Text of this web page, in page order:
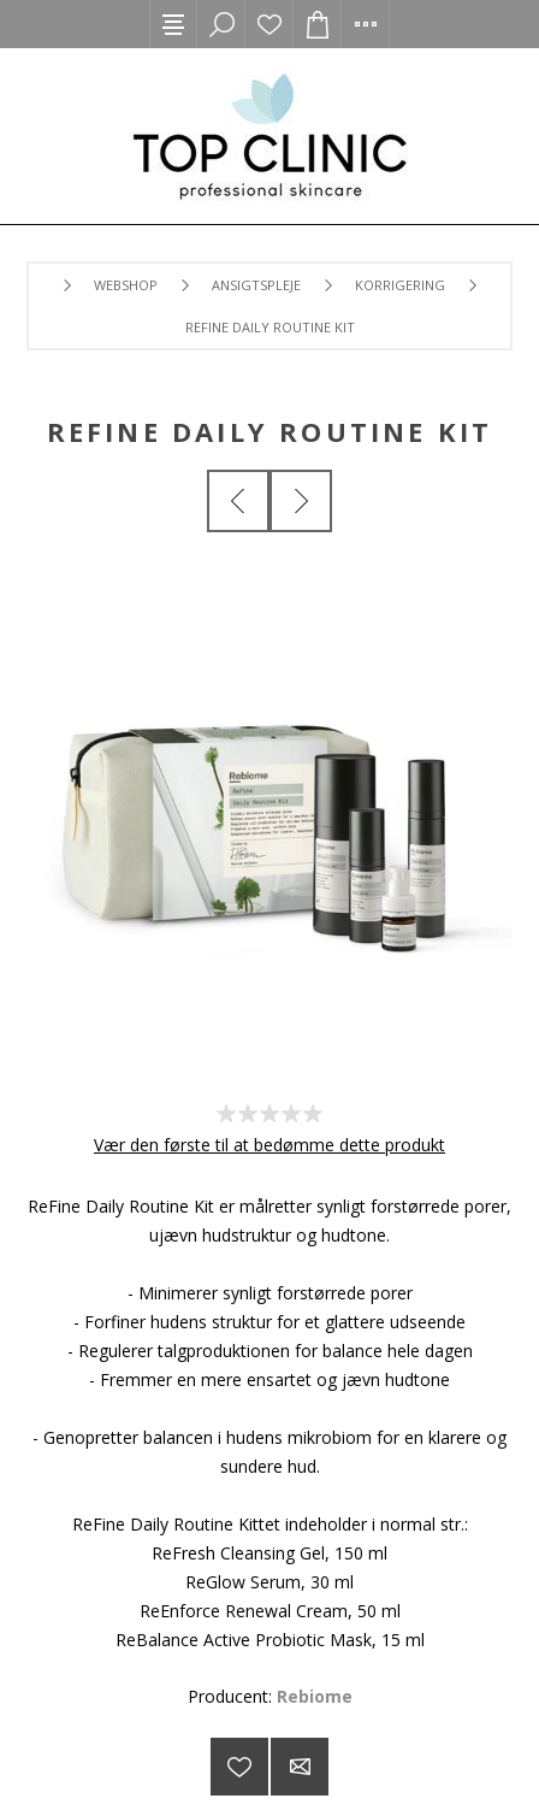
WEBSHOP ANSIGTSPLEJE KORRIGERING
REFINE DAILY ROUTINE KIT
REFINE DAILY ROUTINE KIT
Vær den første til at bedømme dette produkt
ReFine Daily Routine Kit er målretter synligt forstørrede porer,
ujævn hudstruktur og hudtone.
- Minimerer synligt forstørrede porer
- Forfiner hudens struktur for et glattere udseende
- Regulerer talgproduktionen for balance hele dagen
- Fremmer en mere ensartet og jævn hudtone
- Genopretter balancen i hudens mikrobiom for en klarere og
sundere hud.
ReFine Daily Routine Kittet indeholder i normal str.:
ReFresh Cleansing Gel, 150 ml
ReGlow Serum, 30 ml
ReEnforce Renewal Cream, 50 ml
ReBalance Active Probiotic Mask, 15 ml
Producent: Rebiome